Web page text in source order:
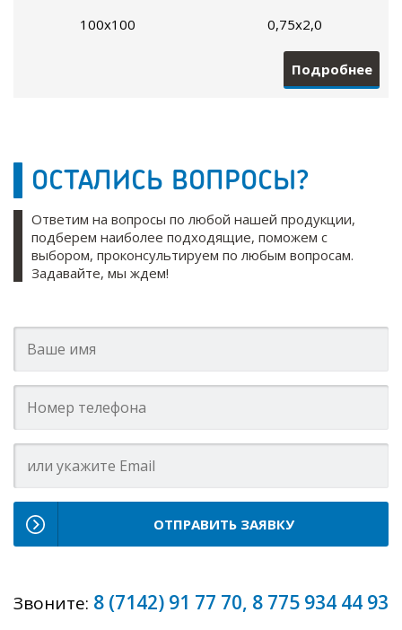
100х100 0,75х2,0
Подробнее
ОСТАЛИСЬ ВОПРОСЫ?
Ответим на вопросы по любой нашей продукции,
подберем наиболее подходящие, поможем с
выбором, проконсультируем по любым вопросам.
Задавайте, мы ждем!
ОТПРАВИТЬ ЗАЯВКУ
Звоните: 8 (7142) 91 77 70, 8 775 934 44 93